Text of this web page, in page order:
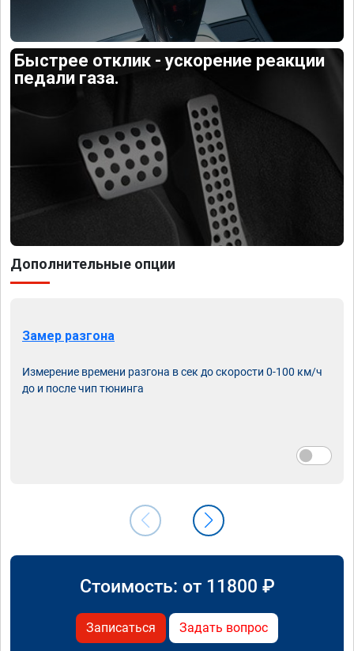
Быстрее отклик - ускорение реакции
педали газа.
Дополнительные опции
Замер разгона
Измерение времени разгона в сек до скорости 0-100 км/ч
до и после чип тюнинга
Стоимость: от 11800 ₽
Записаться Задать вопрос